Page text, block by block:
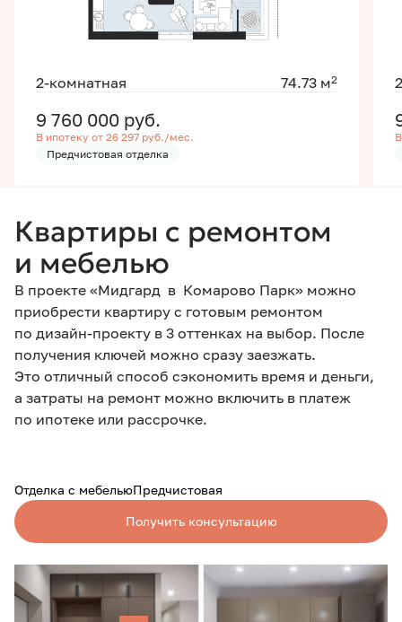
2-комнатная 74.73 м2
9 760 000 руб.
В ипотеку от 26 297 руб./мес.
Предчистовая отделка
Квартиры с ремонтом
и мебелью
В проекте «Мидгард в Комарово Парк» можно
приобрести квартиру с готовым ремонтом
по дизайн-проекту в 3 оттенках на выбор. После
получения ключей можно сразу заезжать.
Это отличный способ сэкономить время и деньги,
а затраты на ремонт можно включить в платеж
по ипотеке или рассрочке.
Отделка с мебельюПредчистовая
Получить консультацию